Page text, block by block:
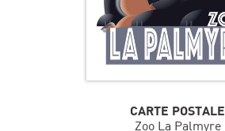
CARTE POSTALE
Zoo La Palmyre